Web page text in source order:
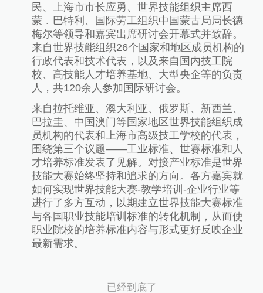
民、上海市市长应勇、世界技能组织主席西
蒙﹒巴特利、国际劳工组织中国蒙古局局长德
梅尔等领导和嘉宾出席研讨会开幕式并致辞。
来自世界技能组织26个国家和地区成员机构的
行政代表和技术代表，以及来自国内技工院
校、高技能人才培养基地、大型央企等的负责
人，共120余人参加国际研讨会。
来自拉托维亚、澳大利亚、俄罗斯、新西兰、
巴拉圭、中国澳门等国家地区世界技能组织成
员机构的代表和上海市高级技工学校的代表，
围绕第三个议题——工业标准、世赛标准和人
才培养标准发表了见解。对接产业标准是世界
技能大赛始终坚持和追求的方向。各方嘉宾就
如何实现世界技能大赛-教学培训-企业行业等
进行了多方互动，以期建立世界技能大赛标准
与各国职业技能培训标准的转化机制，从而使
职业院校的培养标准内容与形式更好反映企业
最新需求。
已经到底了